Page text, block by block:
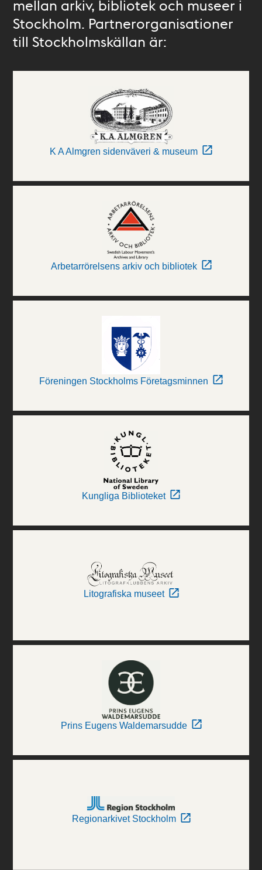
mellan arkiv, bibliotek och museer i
Stockholm. Partnerorganisationer
till Stockholmskällan är:
K A Almgren sidenväveri & museum
Arbetarrörelsens arkiv och bibliotek
Föreningen Stockholms Företagsminnen
Kungliga Biblioteket
Litografiska museet
Prins Eugens Waldemarsudde
Regionarkivet Stockholm